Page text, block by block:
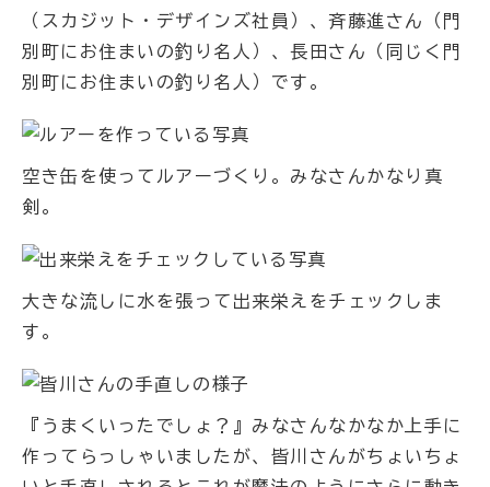
（スカジット・デザインズ社員）、斉藤進さん（門
別町にお住まいの釣り名人）、長田さん（同じく門
別町にお住まいの釣り名人）です。
空き缶を使ってルアーづくり。みなさんかなり真
剣。
大きな流しに水を張って出来栄えをチェックしま
す。
『うまくいったでしょ？』みなさんなかなか上手に
作ってらっしゃいましたが、皆川さんがちょいちょ